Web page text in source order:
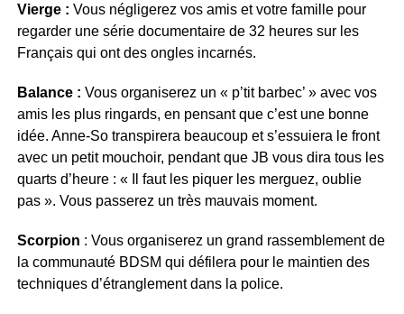
Vierge : Vous négligerez vos amis et votre famille pour
regarder une série documentaire de 32 heures sur les
Français qui ont des ongles incarnés.
Balance : Vous organiserez un « p’tit barbec’ » avec vos
amis les plus ringards, en pensant que c’est une bonne
idée. Anne-So transpirera beaucoup et s’essuiera le front
avec un petit mouchoir, pendant que JB vous dira tous les
quarts d’heure : « Il faut les piquer les merguez, oublie
pas ». Vous passerez un très mauvais moment.
Scorpion : Vous organiserez un grand rassemblement de
la communauté BDSM qui défilera pour le maintien des
techniques d’étranglement dans la police.